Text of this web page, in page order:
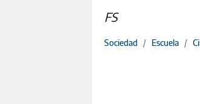
FS
Sociedad / Escuela /